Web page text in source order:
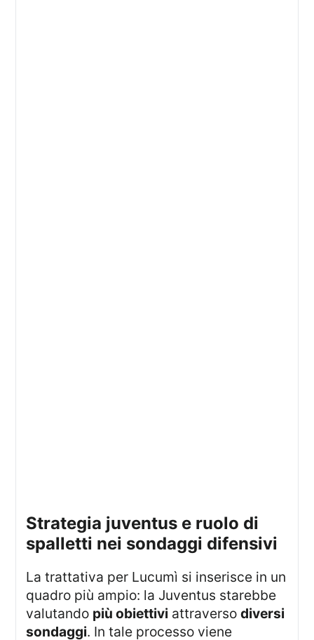
strategia juventus e ruolo di
spalletti nei sondaggi difensivi
La trattativa per Lucumì si inserisce in un
quadro più ampio: la Juventus starebbe
valutando più obiettivi attraversodiversi
sondaggi. In tale processo viene